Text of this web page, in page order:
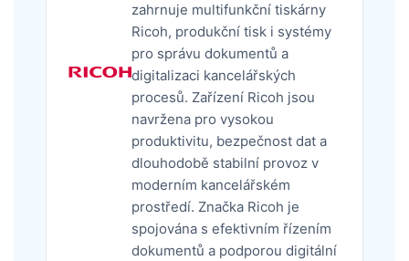
zahrnuje multifunkční tiskárny
Ricoh, produkční tisk i systémy
pro správu dokumentů a
digitalizaci kancelářských
procesů. Zařízení Ricoh jsou
navržena pro vysokou
produktivitu, bezpečnost dat a
dlouhodobě stabilní provoz v
moderním kancelářském
prostředí. Značka Ricoh je
spojována s efektivním řízením
dokumentů a podporou digitální